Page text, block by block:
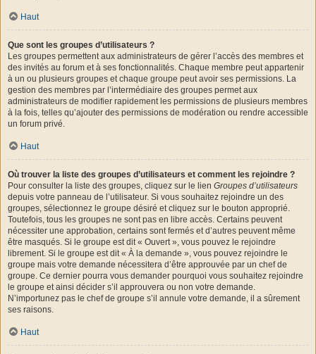
Haut
Que sont les groupes d’utilisateurs ?
Les groupes permettent aux administrateurs de gérer l’accès des membres et
des invités au forum et à ses fonctionnalités. Chaque membre peut appartenir
à un ou plusieurs groupes et chaque groupe peut avoir ses permissions. La
gestion des membres par l’intermédiaire des groupes permet aux
administrateurs de modifier rapidement les permissions de plusieurs membres
à la fois, telles qu’ajouter des permissions de modération ou rendre accessible
un forum privé.
Haut
Où trouver la liste des groupes d’utilisateurs et comment les rejoindre ?
Pour consulter la liste des groupes, cliquez sur le lien Groupes d’utilisateurs
depuis votre panneau de l’utilisateur. Si vous souhaitez rejoindre un des
groupes, sélectionnez le groupe désiré et cliquez sur le bouton approprié.
Toutefois, tous les groupes ne sont pas en libre accès. Certains peuvent
nécessiter une approbation, certains sont fermés et d’autres peuvent même
être masqués. Si le groupe est dit « Ouvert », vous pouvez le rejoindre
librement. Si le groupe est dit « À la demande », vous pouvez rejoindre le
groupe mais votre demande nécessitera d’être approuvée par un chef de
groupe. Ce dernier pourra vous demander pourquoi vous souhaitez rejoindre
le groupe et ainsi décider s’il approuvera ou non votre demande.
N’importunez pas le chef de groupe s’il annule votre demande, il a sûrement
ses raisons.
Haut